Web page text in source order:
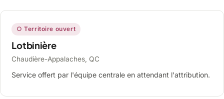
○ Territoire ouvert
Lotbinière
Chaudière-Appalaches, QC
Service offert par l'équipe centrale en attendant l'attribution.